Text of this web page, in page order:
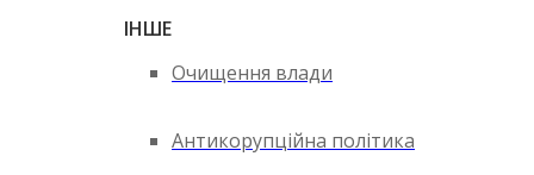
ІНШЕ
Очищення влади
Антикорупційна політика